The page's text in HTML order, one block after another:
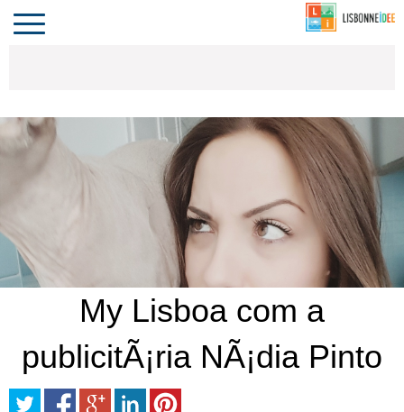
PORTUGAL
Toggle
navigation
My Lisboa com a
publicitÃ¡ria NÃ¡dia Pinto